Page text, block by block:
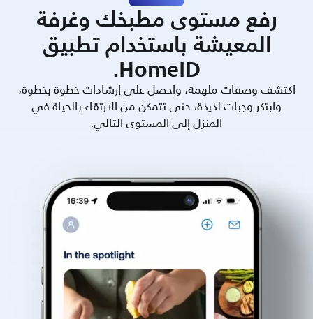
رفع مستوى مطبخك وغرفة
المعيشة باستخدام تطبيق
HomeID.
اكتشف وصفات ملهمة، واحصل على إرشادات خطوة بخطوة،
وابتكر وجبات لذيذة، حتى تتمكن من الارتقاء بالحياة في
المنزل إلى المستوى التالي.